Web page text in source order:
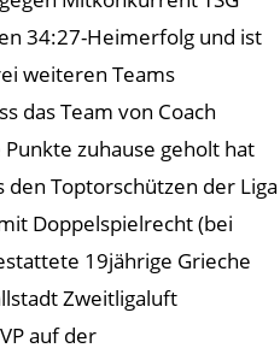
34:27-Heimerfolg und ist
weiteren Teams
das Team von Coach
zuhause geholt hat
Toptorschützen der Liga
Doppelspielrecht (bei
19jährige Grieche
Zweitligaluft
auf der